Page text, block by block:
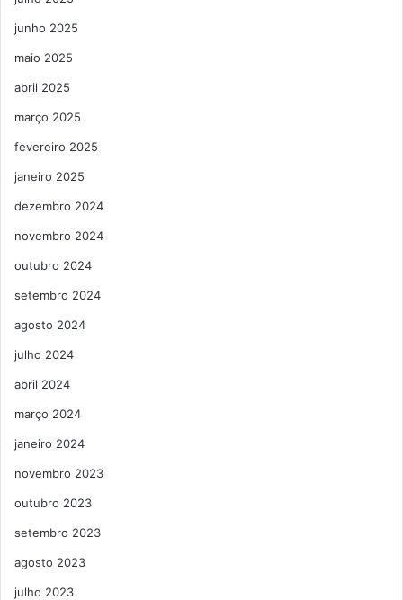
junho 2025
maio 2025
abril 2025
março 2025
fevereiro 2025
janeiro 2025
dezembro 2024
novembro 2024
outubro 2024
setembro 2024
agosto 2024
julho 2024
abril 2024
março 2024
janeiro 2024
novembro 2023
outubro 2023
setembro 2023
agosto 2023
julho 2023